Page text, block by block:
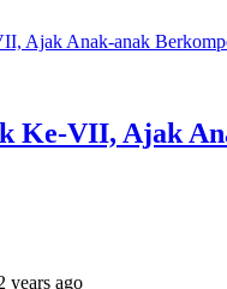
Ajak Anak-anak
Ke-VII, Ajak
years ago